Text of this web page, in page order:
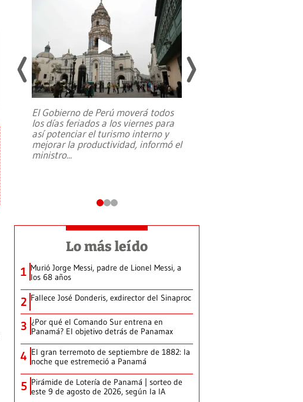
El Gobierno de Perú moverá todos
los días feriados a los viernes para
así potenciar el turismo interno y
mejorar la productividad, informó el
ministro...
Lo más leído
1 Murió Jorge Messi, padre de Lionel Messi, a
los 68 años
2 Fallece José Donderis, exdirector del Sinaproc
3 ¿Por qué el Comando Sur entrena en
Panamá? El objetivo detrás de Panamax
4 El gran terremoto de septiembre de 1882: la
noche que estremeció a Panamá
5 Pirámide de Lotería de Panamá | sorteo de
este 9 de agosto de 2026, según la IA